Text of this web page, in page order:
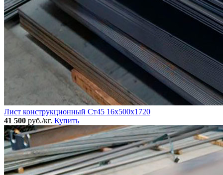
Лист конструкционный Ст45 16х500х1720
41 500 руб./кг. Купить